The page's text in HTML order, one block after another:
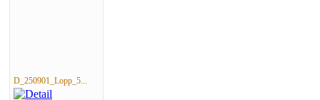
D_250901_Lopp_5...